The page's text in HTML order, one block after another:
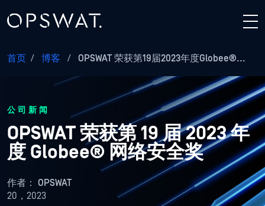
首页 / 博客 / OPSWAT 荣获第19届2023年度Globee®...
公司新闻
OPSWAT 荣获第 19 届 2023 年
度 Globee® 网络安全奖
作者： OPSWAT
20，2023